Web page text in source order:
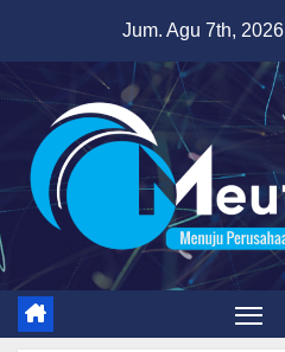
content
Jum. Agu 7th, 2026